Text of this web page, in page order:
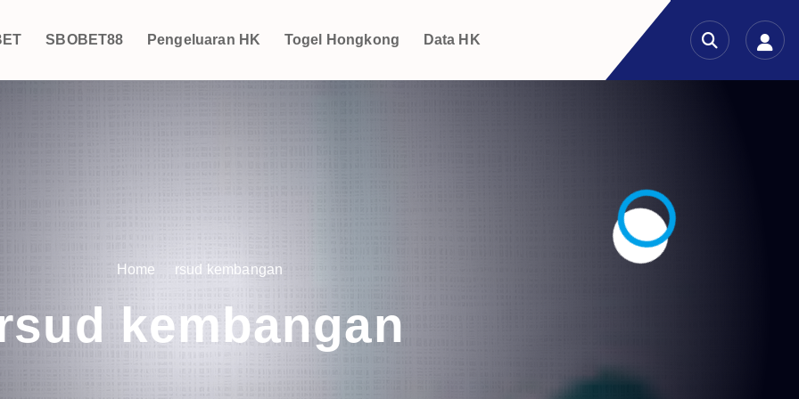
SBOBET88 Pengeluaran HK Togel Hongkong Data HK
Home rsud kembangan
kembangan